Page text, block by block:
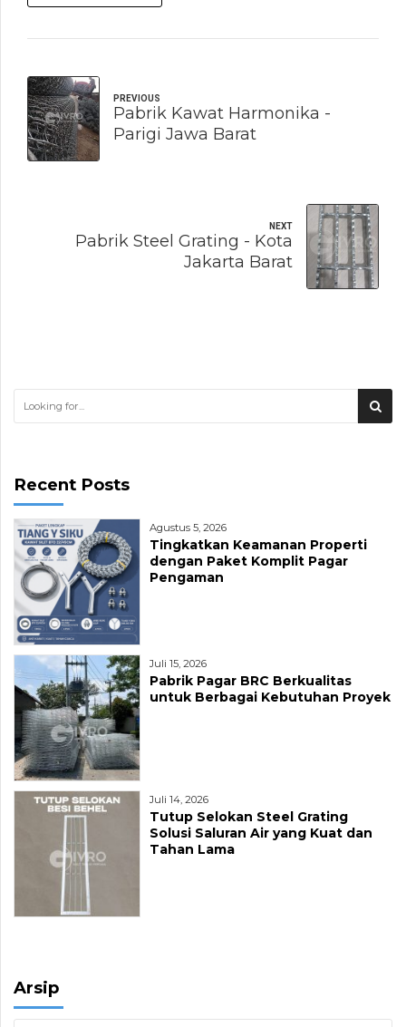
PREVIOUS
Pabrik Kawat Harmonika -
Parigi Jawa Barat
NEXT
Pabrik Steel Grating - Kota
Jakarta Barat
Recent Posts
Agustus 5, 2026
Tingkatkan Keamanan Properti
dengan Paket Komplit Pagar
Pengaman
Juli 15, 2026
Pabrik Pagar BRC Berkualitas
untuk Berbagai Kebutuhan Proyek
Juli 14, 2026
Tutup Selokan Steel Grating
Solusi Saluran Air yang Kuat dan
Tahan Lama
Arsip